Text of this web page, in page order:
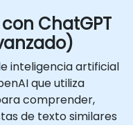
ChatGPT
inteligencia artificial
que utiliza
comprender,
de texto similares